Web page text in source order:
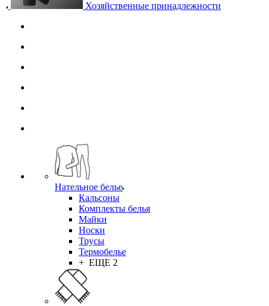
Хозяйственные принадлежности
Нательное белье
Кальсоны
Комплекты белья
Майки
Носки
Трусы
Термобелье
+ ЕЩЕ 2